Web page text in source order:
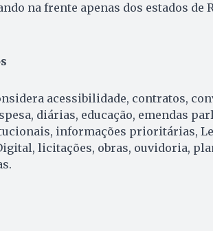
na frente apenas dos estados de
acessibilidade, contratos,
diárias, educação, emendas
informações prioritárias,
licitações, obras, ouvidoria,